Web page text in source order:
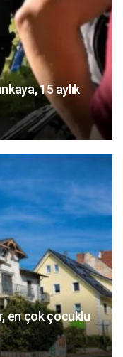
15 aylık
en çok çocuklu